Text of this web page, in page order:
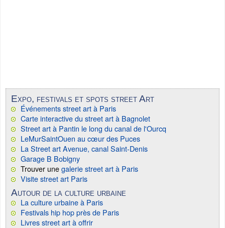
Expo, festivals et spots street Art
Événements street art à Paris
Carte interactive du street art à Bagnolet
Street art à Pantin le long du canal de l'Ourcq
LeMurSaintOuen au cœur des Puces
La Street art Avenue, canal Saint-Denis
Garage B Bobigny
Trouver unegalerie street art à Paris
Visite street art Paris
Autour de la culture urbaine
La culture urbaine à Paris
Festivals hip hop près de Paris
Livres street art à offrir